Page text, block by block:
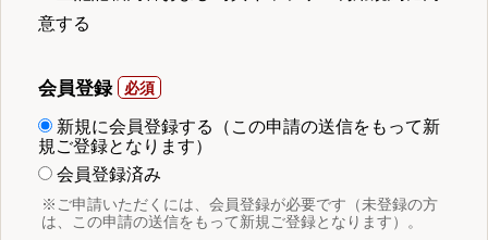
意する
会員登録
新規に会員登録する（この申請の送信をもって新
規ご登録となります）
会員登録済み
※ご申請いただくには、会員登録が必要です（未登録の方
は、この申請の送信をもって新規ご登録となります）。